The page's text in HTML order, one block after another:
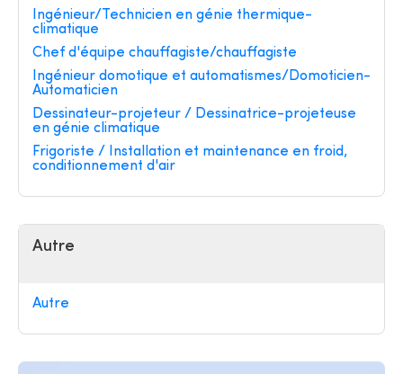
Ingénieur/Technicien en génie thermique-
climatique
Chef d'équipe chauffagiste/chauffagiste
Ingénieur domotique et automatismes/Domoticien-
Automaticien
Dessinateur-projeteur / Dessinatrice-projeteuse
en génie climatique
Frigoriste / Installation et maintenance en froid,
conditionnement d'air
Autre
Autre